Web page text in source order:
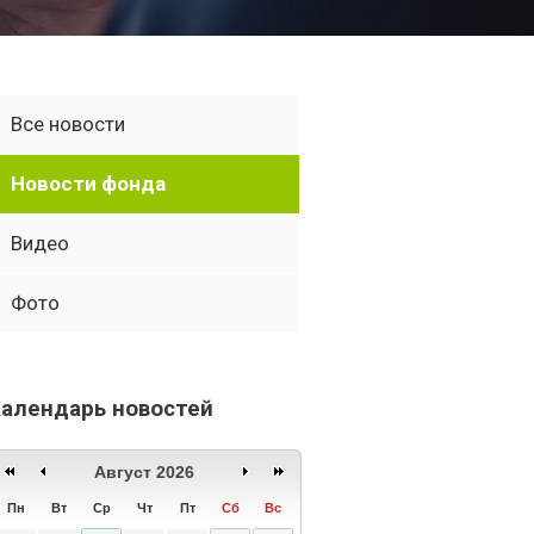
Все новости
Новости фонда
Видео
Фото
новостей
Август 2026
Пн Вт Ср Чт Пт Сб Вс